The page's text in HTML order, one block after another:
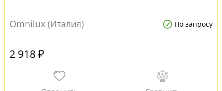
Omnilux (Италия) По запросу
2 918 ₽